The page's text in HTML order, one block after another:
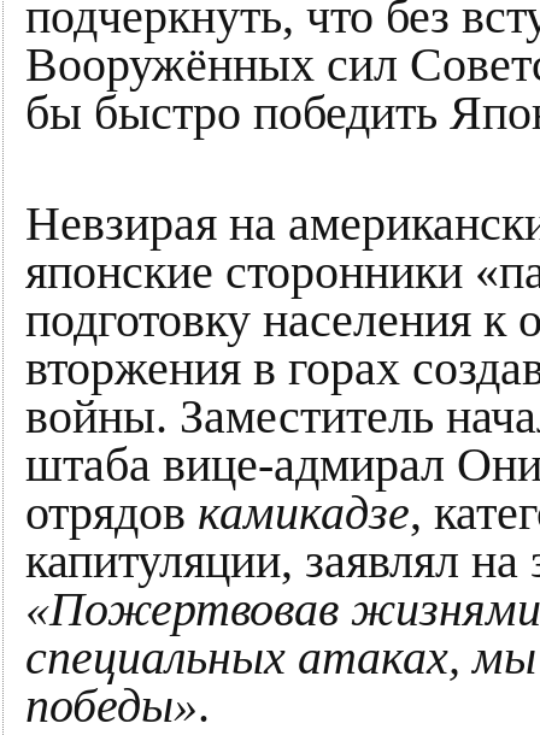
подчеркнуть, что без
Вооружённых сил
бы быстро победить
Невзирая на
японские сторонники
подготовку населения к
вторжения в горах
войны. Заместитель
штаба вице-адмирал
отрядов камикадзе,
капитуляции, заявлял на
«Пожертвовав жизнями
специальных атаках, мы
победы».